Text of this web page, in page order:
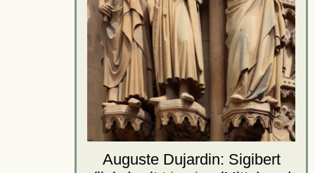
Auguste Dujardin: Sigibert